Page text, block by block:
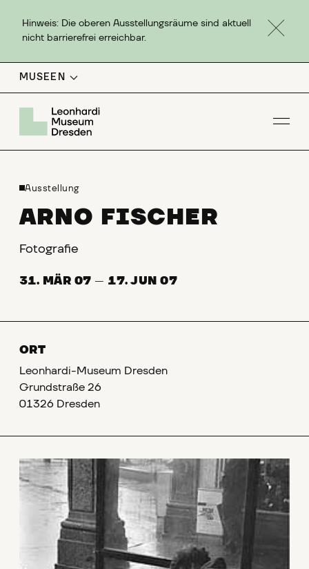
Hinweis: Die oberen Ausstellungsräume sind aktuell
nicht barrierefrei erreichbar.
MUSEEN
Ausstellung
ARNO FISCHER
Fotografie
31. MÄR 07 — 17. JUN 07
ORT
Leonhardi-Museum Dresden
Grundstraße 26
01326 Dresden